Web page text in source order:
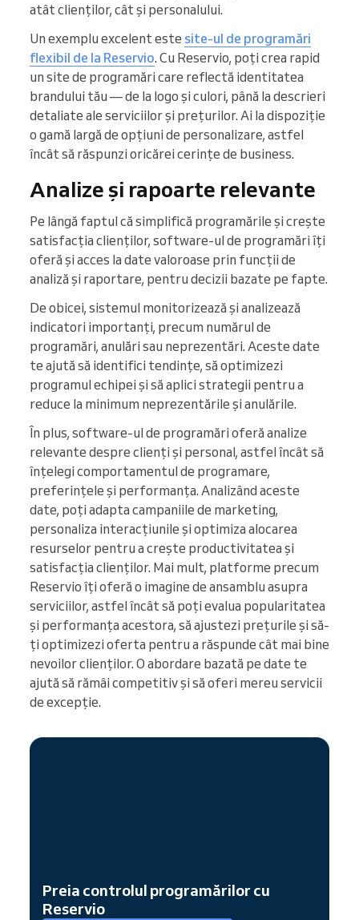
atât clienților, cât și personalului.
Un exemplu excelent este site-ul de programări
flexibil de la Reservio. Cu Reservio, poți crea rapid
un site de programări care reflectă identitatea
brandului tău — de la logo și culori, până la descrieri
detaliate ale serviciilor și prețurilor. Ai la dispoziție
o gamă largă de opțiuni de personalizare, astfel
încât să răspunzi oricărei cerințe de business.
Analize și rapoarte relevante
Pe lângă faptul că simplifică programările și crește
satisfacția clienților, software-ul de programări îți
oferă și acces la date valoroase prin funcții de
analiză și raportare, pentru decizii bazate pe fapte.
De obicei, sistemul monitorizează și analizează
indicatori importanți, precum numărul de
programări, anulări sau neprezentări. Aceste date
te ajută să identifici tendințe, să optimizezi
programul echipei și să aplici strategii pentru a
reduce la minimum neprezentările și anulările.
În plus, software-ul de programări oferă analize
relevante despre clienți și personal, astfel încât să
înțelegi comportamentul de programare,
preferințele și performanța. Analizând aceste
date, poți adapta campaniile de marketing,
personaliza interacțiunile și optimiza alocarea
resurselor pentru a crește productivitatea și
satisfacția clienților. Mai mult, platforme precum
Reservio îți oferă o imagine de ansamblu asupra
serviciilor, astfel încât să poți evalua popularitatea
și performanța acestora, să ajustezi prețurile și să-
ți optimizezi oferta pentru a răspunde cât mai bine
nevoilor clienților. O abordare bazată pe date te
ajută să rămâi competitiv și să oferi mereu servicii
de excepție.
Preia controlul programărilor cu
Reservio